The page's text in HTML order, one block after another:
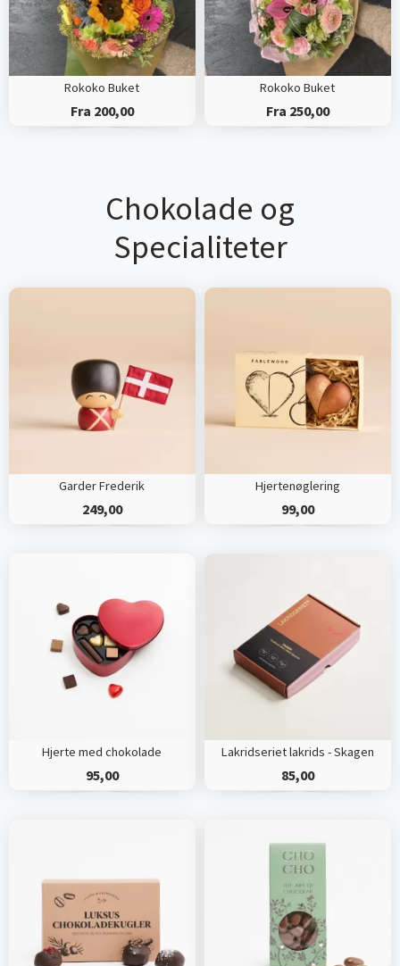
Rokoko Buket
Fra 200,00
Rokoko Buket
Fra 250,00
Chokolade og
Specialiteter
Garder Frederik
249,00
Hjertenøglering
99,00
Hjerte med chokolade
95,00
Lakridseriet lakrids - Skagen
85,00